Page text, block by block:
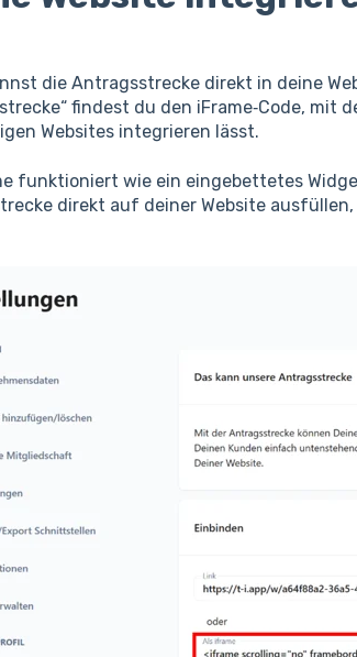
die Antragsstrecke direkt in deine
findest du den iFrame‑Code, mit
Websites integrieren lässt.
funktioniert wie ein eingebettetes
direkt auf deiner Website